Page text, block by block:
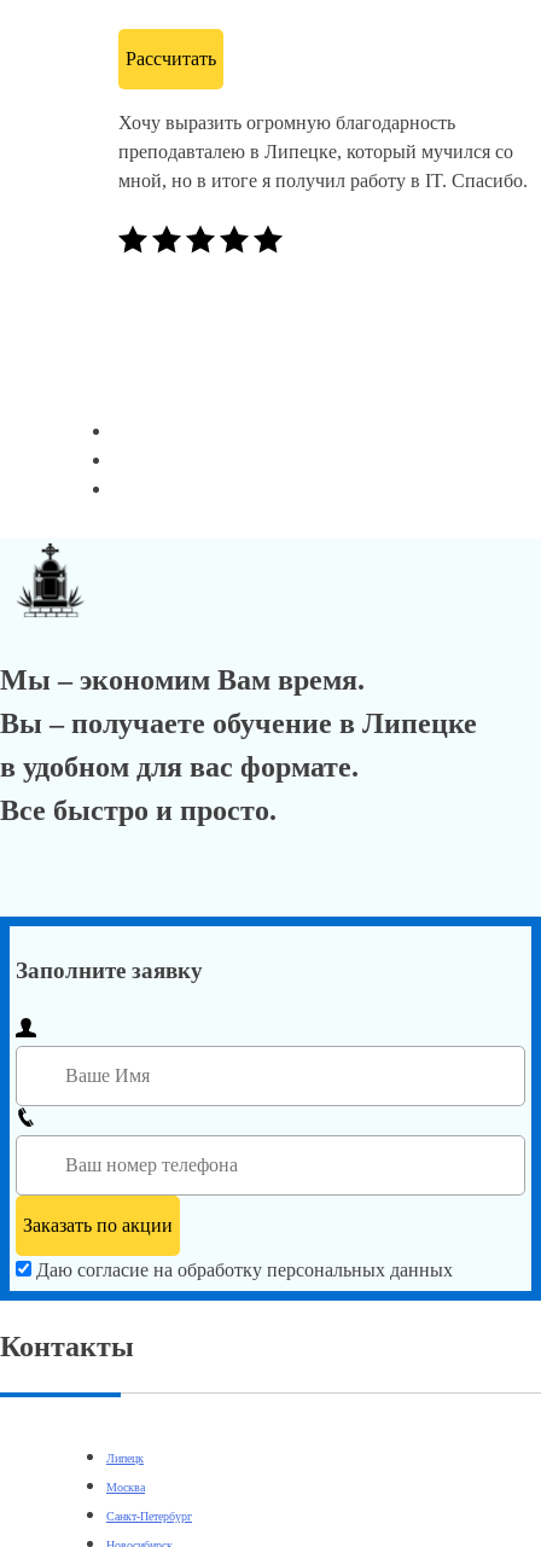
Рассчитать
Хочу выразить огромную благодарность
преподавталею в Липецке, который мучился со
мной, но в итоге я получил работу в IT. Спасибо.
Мы – экономим Вам время.
Вы – получаете обучение в Липецке
в удобном для вас формате.
Все быстро и просто.
Заполните заявку
Даю согласие на обработку персональных данных
Контакты
Липецк
Москва
Санкт-Петербург